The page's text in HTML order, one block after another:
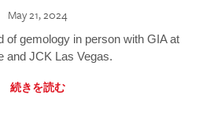
May 21, 2024
of gemology in person with GIA at
and JCK Las Vegas.
続きを読む